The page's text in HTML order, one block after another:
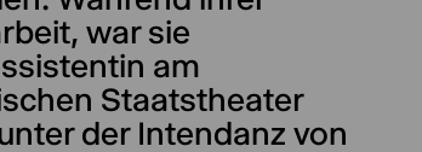
war sie
am
Staatstheater
der Intendanz von